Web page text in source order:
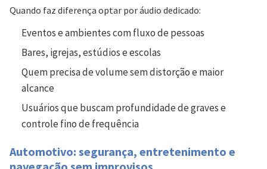
Quando faz diferença optar por áudio dedicado:
Eventos e ambientes com fluxo de pessoas
Bares, igrejas, estúdios e escolas
Quem precisa de volume sem distorção e maior
alcance
Usuários que buscam profundidade de graves e
controle fino de frequência
Automotivo: segurança, entretenimento e